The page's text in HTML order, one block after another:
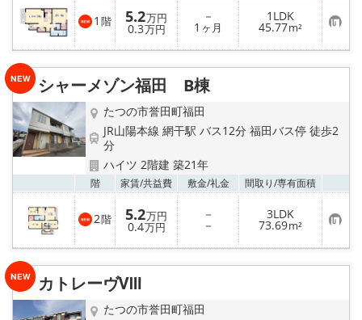
1 階 5.2万円
0.3万円
－
1 ヶ月
1LDK
45.77m² お
気
に
り
シャーメゾン福田 B棟
たつの市誉田町福田
JR山陽本線 網干駅 バス12分 福田バス停 徒歩2
分
ハイツ 2階建 築21年
階 家賃/共益費 敷金/礼金 間取り/専有面積
2階 5.2万円
0.4万円
－
－
3LDK
73.69m² お
気
に
り
カトレーヴⅧ
たつの市誉田町福田